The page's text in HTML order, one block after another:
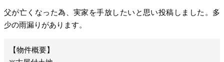
父が亡くなった為、実家を手放したいと思い投稿しました。多
少の雨漏りがあります。